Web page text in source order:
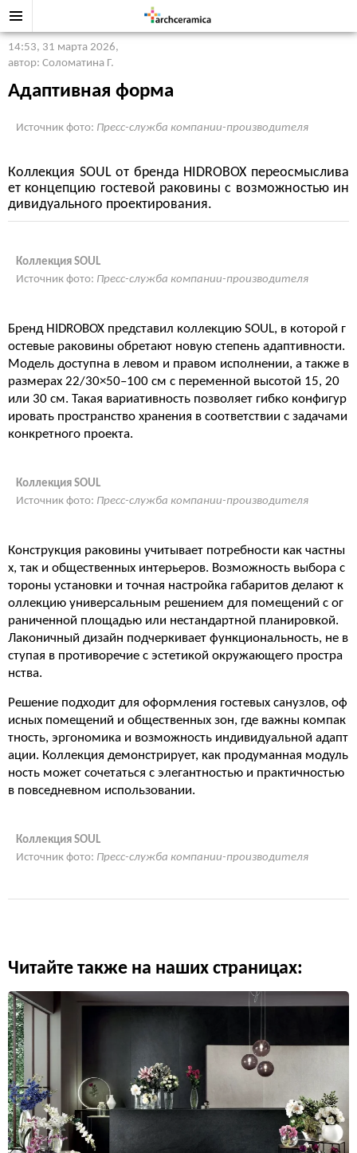
14:53, 31 марта 2026,
автор: Соломатина Г.
Адаптивная форма
Источник фото: Пресс-служба компании-производителя
Коллекция SOUL от бренда HIDROBOX переосмыслива
ет концепцию гостевой раковины с возможностью ин
дивидуального проектирования.
Коллекция SOUL
Источник фото: Пресс-служба компании-производителя
Бренд HIDROBOX представил коллекцию SOUL, в которой г
остевые раковины обретают новую степень адаптивности.
Модель доступна в левом и правом исполнении, а также в
размерах 22/30×50–100 см с переменной высотой 15, 20
или 30 см. Такая вариативность позволяет гибко конфигур
ировать пространство хранения в соответствии с задачами
конкретного проекта.
Коллекция SOUL
Источник фото: Пресс-служба компании-производителя
Конструкция раковины учитывает потребности как частны
х, так и общественных интерьеров. Возможность выбора с
тороны установки и точная настройка габаритов делают к
оллекцию универсальным решением для помещений с ог
раниченной площадью или нестандартной планировкой.
Лаконичный дизайн подчеркивает функциональность, не в
ступая в противоречие с эстетикой окружающего простра
нства.
Решение подходит для оформления гостевых санузлов, оф
исных помещений и общественных зон, где важны компак
тность, эргономика и возможность индивидуальной адапт
ации. Коллекция демонстрирует, как продуманная модуль
ность может сочетаться с элегантностью и практичностью
в повседневном использовании.
Коллекция SOUL
Источник фото: Пресс-служба компании-производителя
Читайте также на наших страницах: